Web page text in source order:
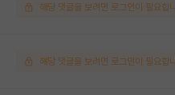
해당 댓글을 보려면 로그인이 필요합
해당 댓글을 보려면 로그인이 필요합